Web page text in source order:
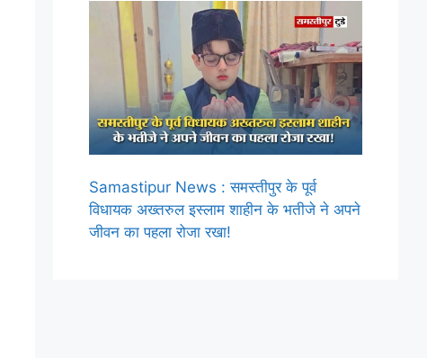
Samastipur News : समस्तीपुर के पूर्व
विधायक अख्तरुल इस्लाम शाहीन के भतीजे ने अपने
जीवन का पहला रोजा रखा!